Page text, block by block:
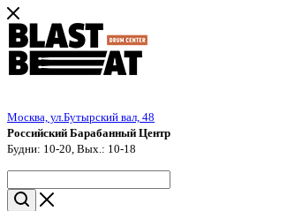
Москва, ул.Бутырский вал, 48
Российский Барабанный Центр
Будни: 10-20, Вых.: 10-18